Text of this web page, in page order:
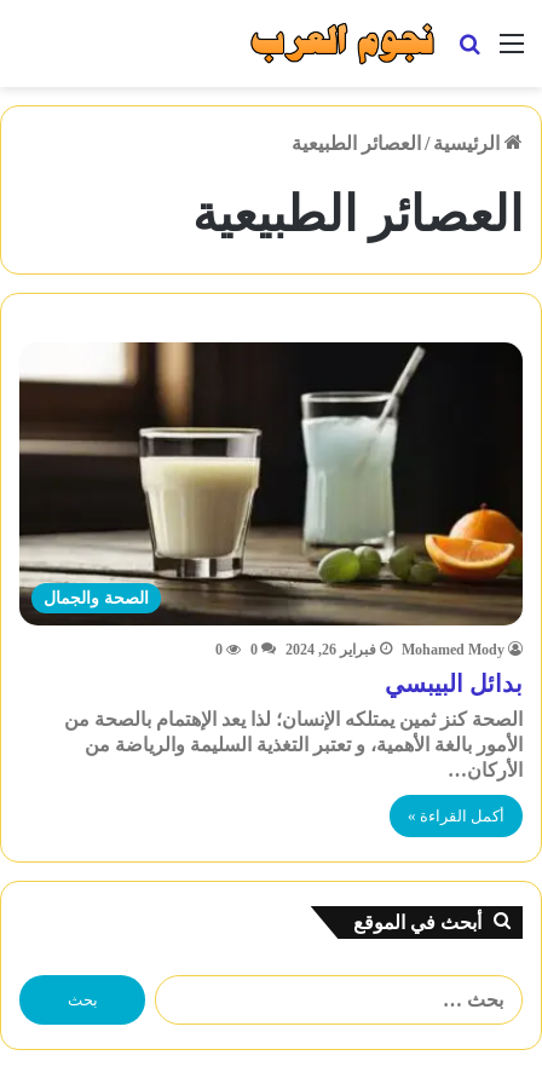
القائمة بحث
الرئيسية / العصائر الطبيعية
العصائر الطبيعية
الصحة والجمال
Mohamed Mody فبراير 26, 2024 0
0
بدائل البيبسي
الصحة كنز ثمين يمتلكه الإنسان؛ لذا يعد الإهتمام بالصحة من
الأمور بالغة الأهمية، و تعتبر التغذية السليمة والرياضة من
الأركان…
أكمل القراءة »
أبحث في الموقع
البحث
عن: